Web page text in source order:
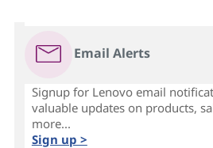
Email Alerts
Signup for Lenovo email
valuable updates on products,
more...
Sign up >